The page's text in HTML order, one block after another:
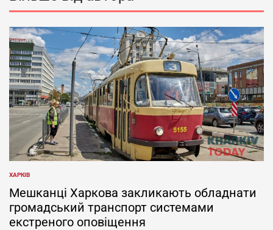
ОПУБЛІКУВАТИ
У
ХАРКІВ
Мешканці Харкова закликають обладнати
громадський транспорт системами
екстреного оповіщення